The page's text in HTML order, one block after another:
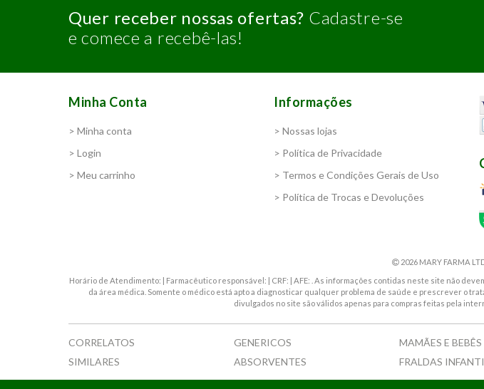
Quer receber nossas ofertas? Cadastre-se
e comece a recebê-las!
Minha Conta
> Minha conta
> Login
> Meu carrinho
Informações
> Nossas lojas
> Política de Privacidade
> Termos e Condições Gerais de Uso
> Política de Trocas e Devoluções
2026 MARY FARMA
Horário de Atendimento: | Farmacêutico responsável: | CRF: | AFE: . As informações contidas neste site não
da área médica. Somente o médico está apto a diagnosticar qualquer problema de saúde e prescrever o
divulgados no site são válidos apenas para compras feitas pela
CORRELATOS GENERICOS MAMÃES E BEBÊS
SIMILARES
ABSORVENTES FRALDAS